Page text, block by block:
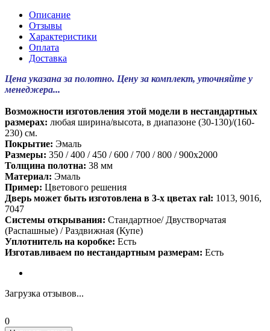
Описание
Отзывы
Характеристики
Оплата
Доставка
Цена указана за полотно. Цену за комплект, уточняйте у
менеджера...
Возможности изготовления этой модели в нестандартных
размерах: любая ширина/высота, в диапазоне (30-130)/(160-
230) см.
Покрытие: Эмаль
Размеры: 350 / 400 / 450 / 600 / 700 / 800 / 900х2000
Толщина полотна: 38 мм
Материал: Эмаль
Пример: Цветового решения
Дверь может быть изготовлена в 3-х цветах ral: 1013, 9016,
7047
Системы открывания: Стандартное/ Двустворчатая
(Распашные) / Раздвижная (Купе)
Уплотнитель на коробке: Есть
Изготавливаем по нестандартным размерам: Есть
Загрузка отзывов...
0